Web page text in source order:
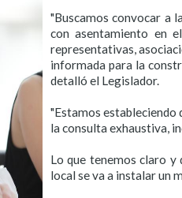
"Buscamos convocar a
con asentamiento en
representativas,
informada para la
detalló el Legislador.
"Estamos estableciendo
la consulta exhaustiva,
Lo que tenemos claro y
local se va a instalar un